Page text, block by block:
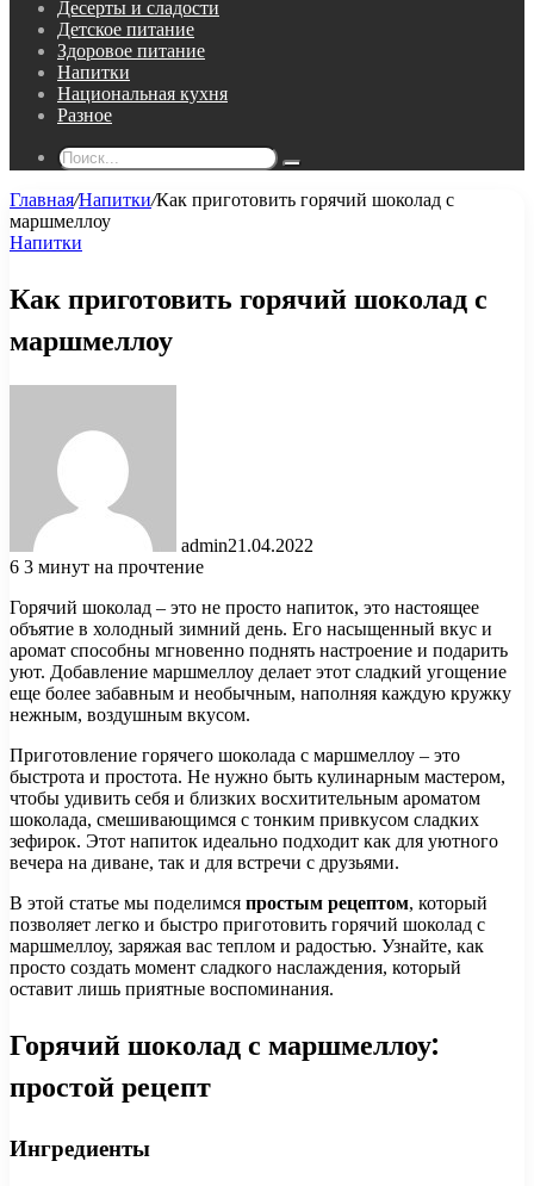
Десерты и сладости
Детское питание
Здоровое питание
Напитки
Национальная кухня
Разное
Поиск...
Главная/Напитки/Как приготовить горячий шоколад с
маршмеллоу
Напитки
Как приготовить горячий шоколад с
маршмеллоу
admin21.04.2022
6 3 минут на прочтение
Горячий шоколад – это не просто напиток, это настоящее
объятие в холодный зимний день. Его насыщенный вкус и
аромат способны мгновенно поднять настроение и подарить
уют. Добавление маршмеллоу делает этот сладкий угощение
еще более забавным и необычным, наполняя каждую кружку
нежным, воздушным вкусом.
Приготовление горячего шоколада с маршмеллоу – это
быстрота и простота. Не нужно быть кулинарным мастером,
чтобы удивить себя и близких восхитительным ароматом
шоколада, смешивающимся с тонким привкусом сладких
зефирок. Этот напиток идеально подходит как для уютного
вечера на диване, так и для встречи с друзьями.
В этой статье мы поделимся простым рецептом, который
позволяет легко и быстро приготовить горячий шоколад с
маршмеллоу, заряжая вас теплом и радостью. Узнайте, как
просто создать момент сладкого наслаждения, который
оставит лишь приятные воспоминания.
Горячий шоколад с маршмеллоу:
простой рецепт
Ингредиенты